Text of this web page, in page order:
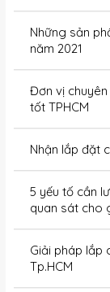
Những sản
năm 2021
Đơn vị
tốt TPHCM
Nhận lắp đặt
5 yếu tố cần
quan sát cho
Giải pháp lắp
Tp.HCM